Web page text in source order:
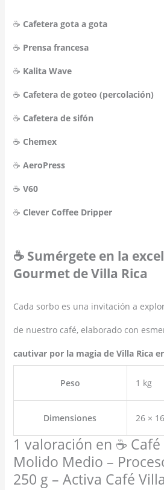
☕ Cafetera gota a gota
☕ Prensa francesa
☕ Kalita Wave
☕ Cafetera de goteo (percolación)
☕ Cafetera de sifón
☕ Chemex
☕ AeroPress
☕ V60
☕ Clever Coffee Dripper
☕ Sumérgete en la
Gourmet de Villa Rica
Cada sorbo es una invitación a
de nuestro café, elaborado con
cautivar por la magia de Villa Rica
Peso 1 kg
Dimensiones 26 ×
1 valoración en ☕
Molido Medio –
250 g – Activa Café